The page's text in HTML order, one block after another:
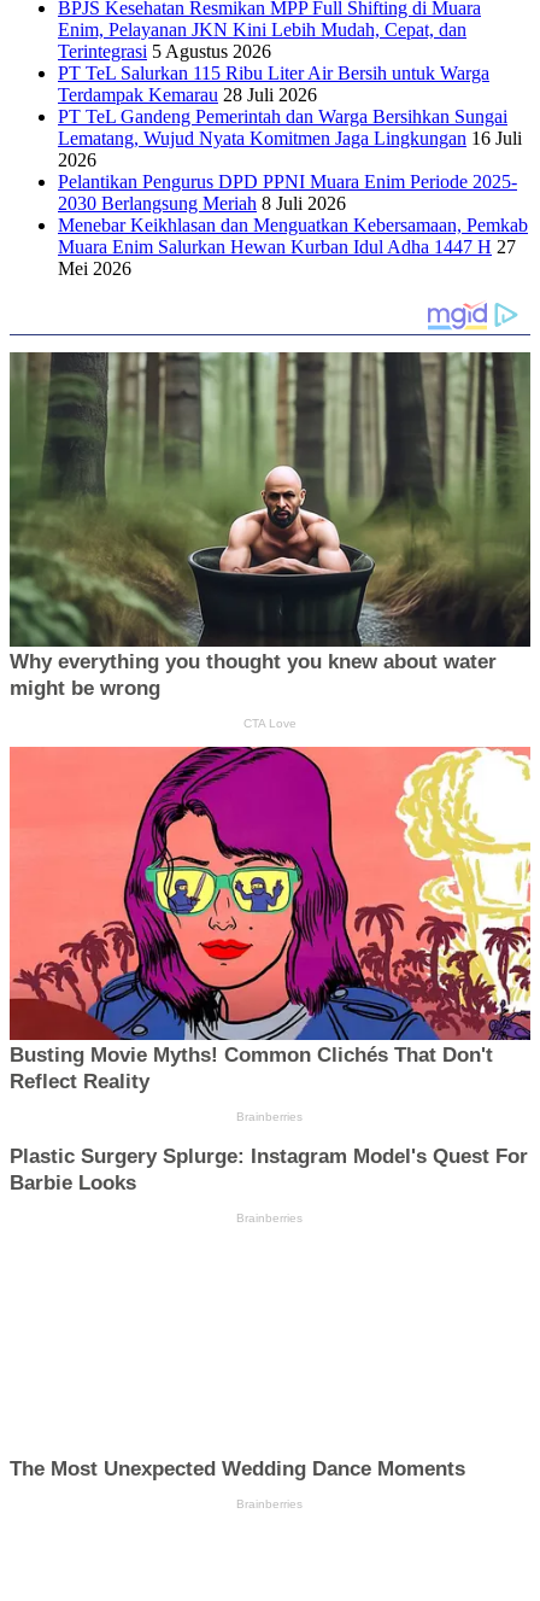
BPJS Kesehatan Resmikan MPP Full Shifting di Muara
Enim, Pelayanan JKN Kini Lebih Mudah, Cepat, dan
Terintegrasi 5 Agustus 2026
PT TeL Salurkan 115 Ribu Liter Air Bersih untuk Warga
Terdampak Kemarau 28 Juli 2026
PT TeL Gandeng Pemerintah dan Warga Bersihkan Sungai
Lematang, Wujud Nyata Komitmen Jaga Lingkungan 16 Juli
2026
Pelantikan Pengurus DPD PPNI Muara Enim Periode 2025-
2030 Berlangsung Meriah 8 Juli 2026
Menebar Keikhlasan dan Menguatkan Kebersamaan, Pemkab
Muara Enim Salurkan Hewan Kurban Idul Adha 1447 H 27
Mei 2026